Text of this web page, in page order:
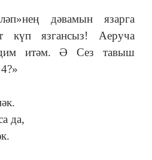
дәвамын язарга
күп язгансыз! Аеруча
итәм. Ə Сез тавыш
да,